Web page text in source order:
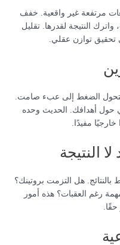
مرتفعة غير واقعية. خفف
النتيجة لقدرها. تقليل
تحقيق توازن عقلي.
يتحول الضغط إلى عبء صامت.
حول أهدافك. الحديث وحده
مفيدًا.
النتيجة
هل التزمت بروتينك؟
رغم العقبات؟ هذه أمور